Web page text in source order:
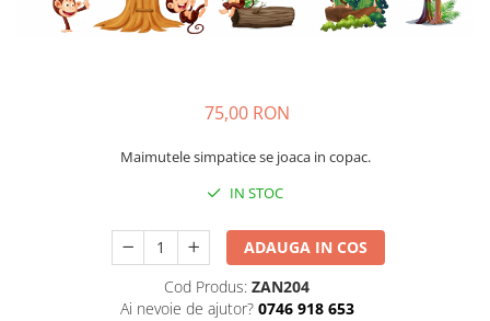
Sticker Harta Lumii
Stickere pentru Usi
Stickere pentru Podea
Stickere Semnalistica
Stickere Panou Poze
75,00 RON
Maimutele simpatice se joaca in copac.
IN STOC
ADAUGA IN COS
Cod Produs: ZAN204
Ai nevoie de ajutor? 0746 918 653